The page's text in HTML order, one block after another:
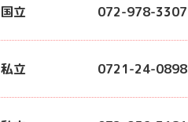
国立 072-978-3307
私立 0721-24-0898